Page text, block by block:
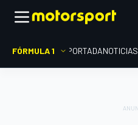
FÓRMULA 1 PORTADANOTICIAS